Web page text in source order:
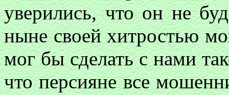
уверились, что он не
ныне своей хитростью
мог бы сделать с нами
что персияне все